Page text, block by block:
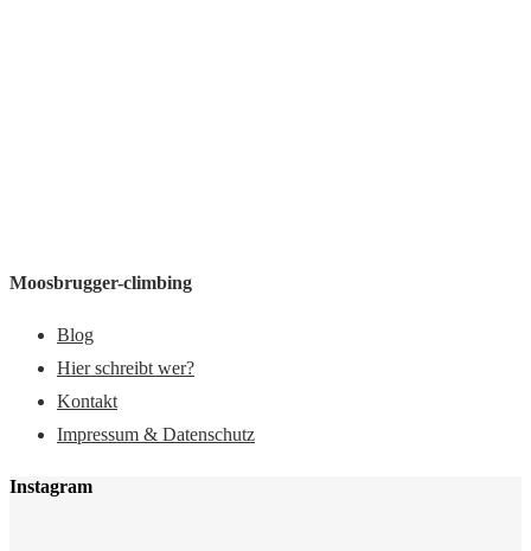
Moosbrugger-climbing
Blog
Hier schreibt wer?
Kontakt
Impressum & Datenschutz
Instagram